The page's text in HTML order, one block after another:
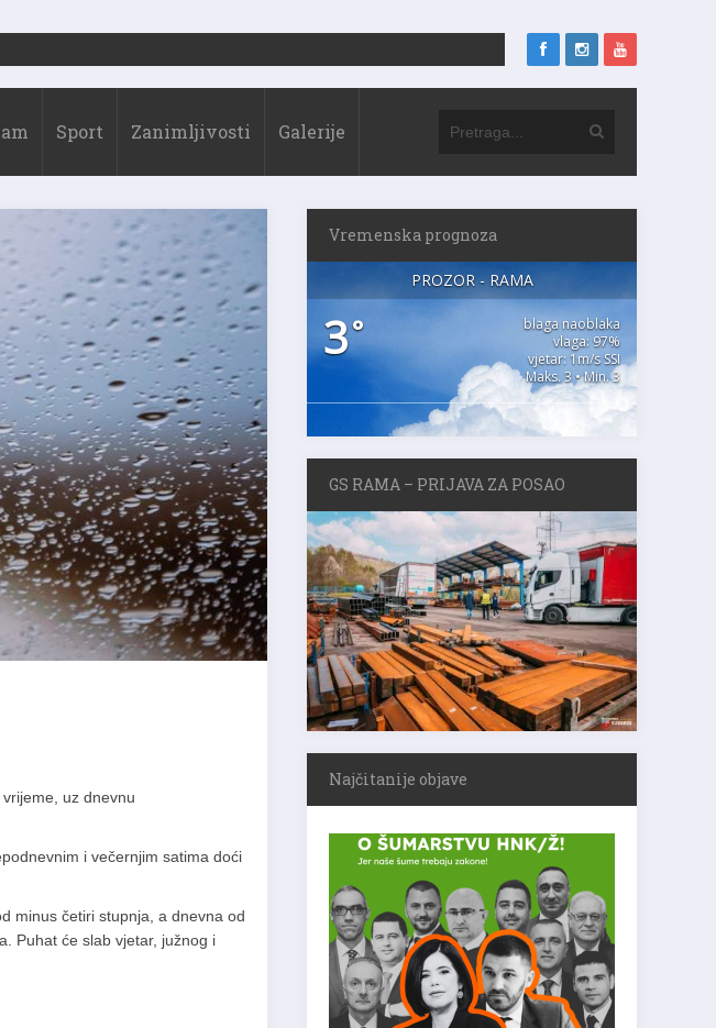
Sport Zanimljivosti Galerije
uz dnevnu
i večernjim satima doći
minus četiri stupnja, a dnevna od
Puhat će slab vjetar, južnog i
Vremenska prognoza
PROZOR - RAMA
3°
blaga naoblaka
vlaga: 97%
vjetar: 1m/s SSI
Maks. 3 • Min. 3
GS RAMA – PRIJAVA ZA POSAO
Najčitanije objave